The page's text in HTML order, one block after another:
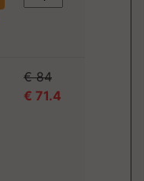
€ 84
€ 71.4